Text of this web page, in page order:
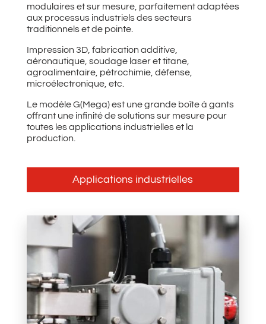
modulaires et sur mesure, parfaitement adaptées
aux processus industriels des secteurs
traditionnels et de pointe.
Impression 3D, fabrication additive,
aéronautique, soudage laser et titane,
agroalimentaire, pétrochimie, défense,
microélectronique, etc.
Le modèle G(Mega) est une grande boîte à gants
offrant une infinité de solutions sur mesure pour
toutes les applications industrielles et la
production.
Applications industrielles